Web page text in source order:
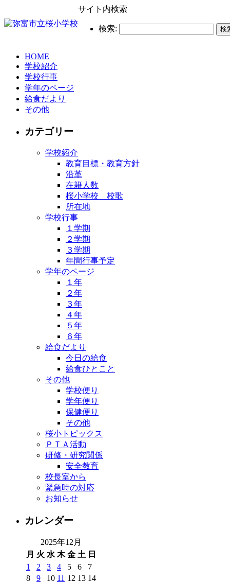
サイト内検索
検索:
HOME
学校紹介
学校行事
学年のページ
給食だより
その他
カテゴリー
学校紹介
教育目標・教育方針
沿革
在籍人数
桜小学校 校歌
所在地
学校行事
１学期
２学期
３学期
年間行事予定
学年のページ
１年
２年
３年
４年
５年
６年
給食だより
今日の給食
給食ひとこと
その他
学校便り
学年便り
保健便り
その他
桜小トピックス
ＰＴＡ活動
研修・研究関係
安全教育
校長室から
緊急時の対応
お知らせ
カレンダー
2025年12月
月 火 水 木 金 土 日
1 2 3 4 5 6
7
8
9 10 11 12 13 14